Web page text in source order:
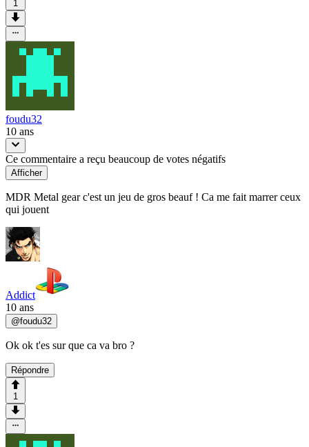
1
foudu32
10 ans
Ce commentaire a reçu beaucoup de votes négatifs
Afficher
MDR Metal gear c'est un jeu de gros beauf ! Ca me fait marrer ceux
qui jouent
Addict
10 ans
@foudu32
Ok ok t'es sur que ca va bro ?
Répondre
1